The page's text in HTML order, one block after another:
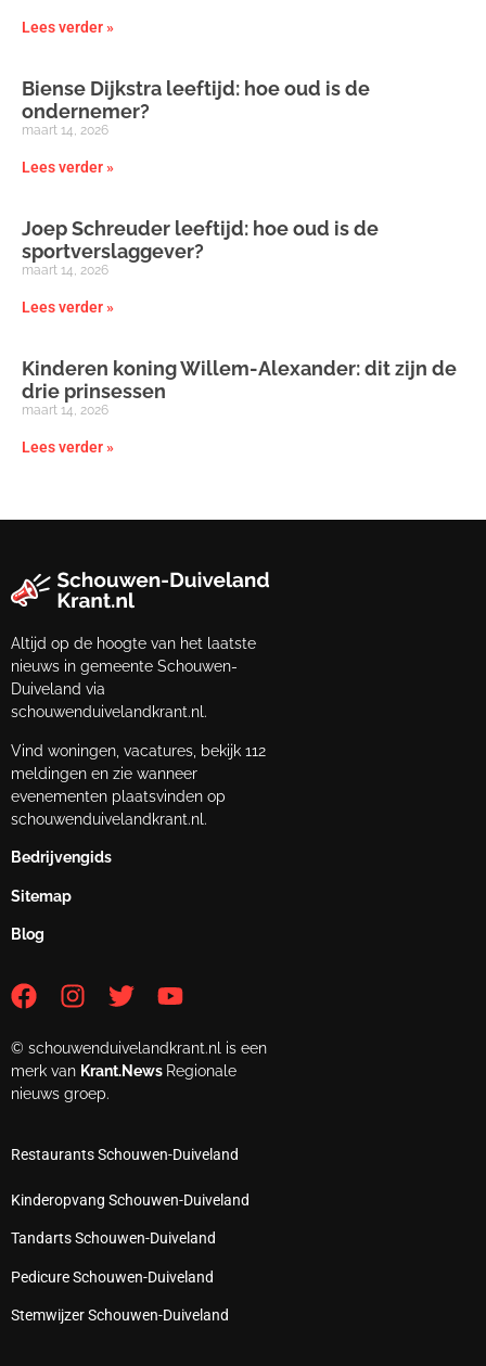
Lees verder »
Biense Dijkstra leeftijd: hoe oud is de
ondernemer?
maart 14, 2026
Lees verder »
Joep Schreuder leeftijd: hoe oud is de
sportverslaggever?
maart 14, 2026
Lees verder »
Kinderen koning Willem-Alexander: dit zijn de
drie prinsessen
maart 14, 2026
Lees verder »
Altijd op de hoogte van het laatste
nieuws in gemeente Schouwen-
Duiveland via
schouwenduivelandkrant.nl.
Vind woningen, vacatures, bekijk 112
meldingen en zie wanneer
evenementen plaatsvinden op
schouwenduivelandkrant.nl.
Bedrijvengids
Sitemap
Blog
© schouwenduivelandkrant.nl is een
merk van Krant.News Regionale
nieuws groep.
Restaurants Schouwen-Duiveland
Kinderopvang Schouwen-Duiveland
Tandarts Schouwen-Duiveland
Pedicure Schouwen-Duiveland
Stemwijzer Schouwen-Duiveland